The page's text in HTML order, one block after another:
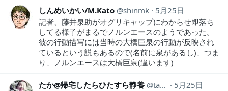
しんめいかい/M.Kato shinmk
5月25日
記者、藤井泉助がオグリキャップにわからせ即落ち
してる様子がまるでノルンエースのようであった。
彼の行動描写には当時の大橋巨泉の行動が反映され
ているという説もあるので(名前に泉があるし)、つま
り、ノルンエースは大橋巨泉(違います)
たか@帰宅したらひたすら静養 taka_8208
5月25日